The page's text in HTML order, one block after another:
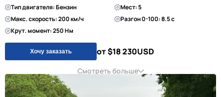
Тип двигателя: Бензин
Мест: 5
Макс. скорость: 200 км/ч
Разгон 0-100: 8.5 с
Крут. момент: 250 Нм
Хочу заказать от $18 230USD
Смотреть больше